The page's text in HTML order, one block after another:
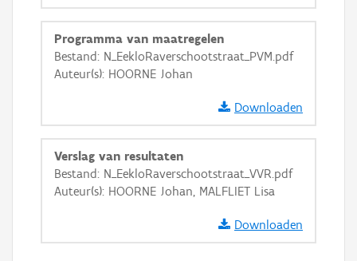
Basis Lagen
Ortho
GRB-Basiskaart
GRB-Basiskaart in grijswaarden
Programma van maatregelen
Bestand: N_EekloRaverschootstraat_PVM.pdf
Auteur(s): HOORNE Johan
Downloaden
Verslag van resultaten
Bestand: N_EekloRaverschootstraat_VVR.pdf
Auteur(s): HOORNE Johan, MALFLIET Lisa
Downloaden